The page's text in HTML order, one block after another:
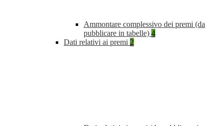
Ammontare complessivo dei premi (da
pubblicare in tabelle) 4
Dati relativi ai premi 2